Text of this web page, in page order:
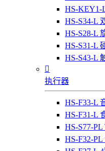
HS-KEY1-
HS-S34-L
HS-S28-L
HS-S31-L
HS-S43-L

执行器
HS-F33-L
HS-F31-L
HS-S77-
HS-F32-